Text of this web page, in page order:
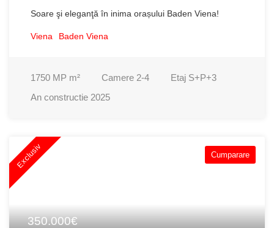
Soare şi eleganţă în inima orașului Baden Viena!
Viena Baden Viena
1750 MP m² Camere 2-4 Etaj S+P+3
An constructie 2025
Exclusiv Cumparare
350.000€